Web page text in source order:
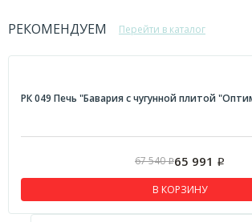
РЕКОМЕНДУЕМ Перейти в каталог
РК 049 Печь "Бавария с чугунной плитой
67 540Р65 991 Р
В КОРЗИНУ